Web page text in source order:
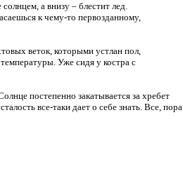
а внизу – блестит лед.
к чему-то первозданному,
веток, которыми устлан пол,
Уже сидя у костра с
постепенно закатывается за хребет
все-таки дает о себе знать. Все, пора